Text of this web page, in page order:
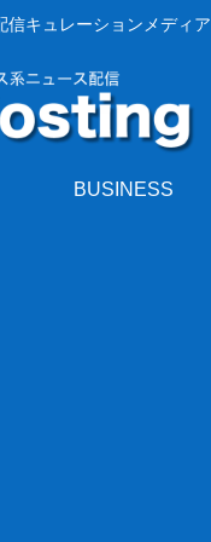
信キュレーションメディア
BUSINESS